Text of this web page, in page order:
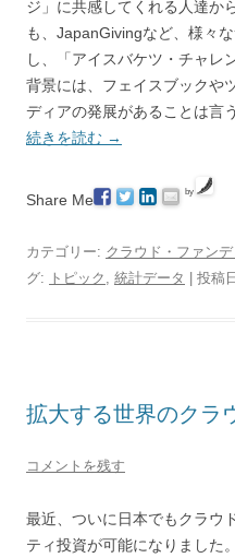
ジ」に共感してくれる人達か
も、JapanGivingなど、様々
し、「アイスバケツ・チャレ
背景には、フェイスブックや
ディアの発展があることは言
続きを読む →
Share Me by
カテゴリー: クラウド・ファン
グ:
トピック , 統計データ | 投稿
拡大する世界のクラ
コメントを残す
最近、ついに日本でもクラウ
ティ投資が可能になりました